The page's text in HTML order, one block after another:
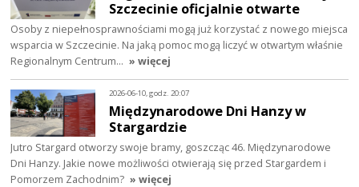
Szczecinie oficjalnie otwarte
Osoby z niepełnosprawnościami mogą już korzystać z nowego miejsca
wsparcia w Szczecinie. Na jaką pomoc mogą liczyć w otwartym właśnie
Regionalnym Centrum… » więcej
2026-06-10, godz. 20:07
Międzynarodowe Dni Hanzy w
Stargardzie
Jutro Stargard otworzy swoje bramy, goszcząc 46. Międzynarodowe
Dni Hanzy. Jakie nowe możliwości otwierają się przed Stargardem i
Pomorzem Zachodnim? » więcej